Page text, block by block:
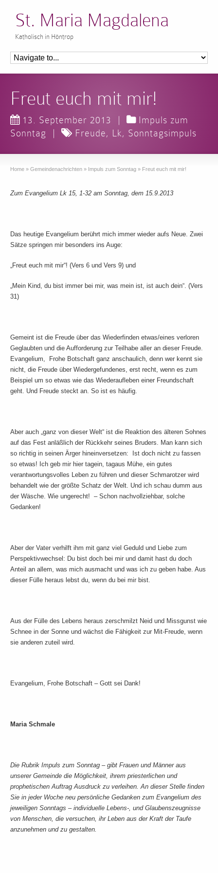
St. Maria Magdalena
Katholisch in Höntrop
Freut euch mit mir!
13. September 2013 |
Impuls zum
Sonntag
| Freude, Lk, Sonntagsimpuls
Home » Gemeindenachrichten » Impuls zum Sonntag » Freut euch mit mir!
Zum Evangelium Lk 15, 1-32 am Sonntag, dem 15.9.2013
Das heutige Evangelium berührt mich immer wieder aufs Neue. Zwei
Sätze springen mir besonders ins Auge:
„Freut euch mit mir“! (Vers 6 und Vers 9) und
„Mein Kind, du bist immer bei mir, was mein ist, ist auch dein“. (Vers
31)
Gemeint ist die Freude über das Wiederfinden etwas/eines verloren
Geglaubten und die Aufforderung zur Teilhabe aller an dieser Freude.
Evangelium, Frohe Botschaft ganz anschaulich, denn wer kennt sie
nicht, die Freude über Wiedergefundenes, erst recht, wenn es zum
Beispiel um so etwas wie das Wiederaufleben einer Freundschaft
geht. Und Freude steckt an. So ist es häufig.
Aber auch „ganz von dieser Welt“ ist die Reaktion des älteren Sohnes
auf das Fest anläßlich der Rückkehr seines Bruders. Man kann sich
so richtig in seinen Ärger hineinversetzen: Ist doch nicht zu fassen
so etwas! Ich geb mir hier tagein, tagaus Mühe, ein gutes
verantwortungsvolles Leben zu führen und dieser Schmarotzer wird
behandelt wie der größte Schatz der Welt. Und ich schau dumm aus
der Wäsche. Wie ungerecht! – Schon nachvollziehbar, solche
Gedanken!
Aber der Vater verhilft ihm mit ganz viel Geduld und Liebe zum
Perspektivwechsel: Du bist doch bei mir und damit hast du doch
Anteil an allem, was mich ausmacht und was ich zu geben habe. Aus
dieser Fülle heraus lebst du, wenn du bei mir bist.
Aus der Fülle des Lebens heraus zerschmilzt Neid und Missgunst wie
Schnee in der Sonne und wächst die Fähigkeit zur Mit-Freude, wenn
sie anderen zuteil wird.
Evangelium, Frohe Botschaft – Gott sei Dank!
Maria Schmale
Die Rubrik Impuls zum Sonntag – gibt Frauen und Männer aus
unserer Gemeinde die Möglichkeit, ihrem priesterlichen und
prophetischen Auftrag Ausdruck zu verleihen. An dieser Stelle finden
Sie in jeder Woche neu persönliche Gedanken zum Evangelium des
jeweiligen Sonntags – individuelle Lebens-, und Glaubenszeugnisse
von Menschen, die versuchen, ihr Leben aus der Kraft der Taufe
anzunehmen und zu gestalten.